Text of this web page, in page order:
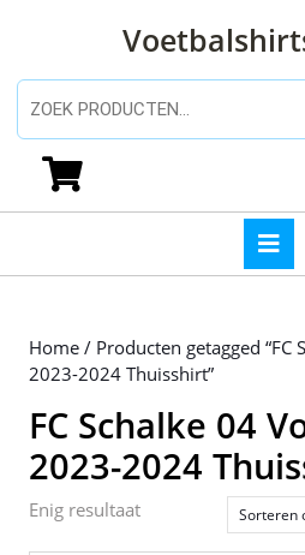
inhoudZoeken naar:
Home / Producten getagged “FC
2023-2024 Thuisshirt”
FC Schalke 04
2023-2024
Enig resultaat